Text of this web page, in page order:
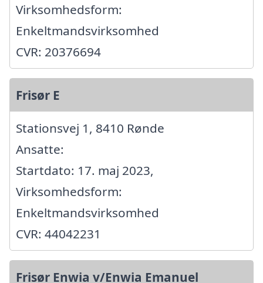
Virksomhedsform:
Enkeltmandsvirksomhed
CVR: 20376694
Frisør E
Stationsvej 1, 8410 Rønde
Ansatte:
Startdato: 17. maj 2023,
Virksomhedsform:
Enkeltmandsvirksomhed
CVR: 44042231
Frisør Enwia v/Enwia Emanuel